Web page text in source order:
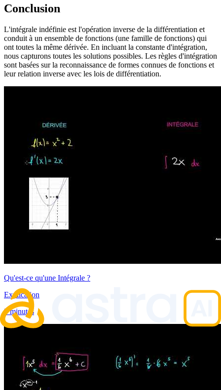
Conclusion
L'intégrale indéfinie est l'opération inverse de la différentiation et
conduit à un ensemble de fonctions (une famille de fonctions) qui
ont toutes la même dérivée. En incluant la constante d'intégration,
nous capturons toutes les solutions possibles. Les règles d'intégration
sont basées sur la reconnaissance de formes connues de fonctions et
leur relation inverse avec les lois de différentiation.
Qu'est-ce qu'une Intégrale ?
Explication
5 minutes